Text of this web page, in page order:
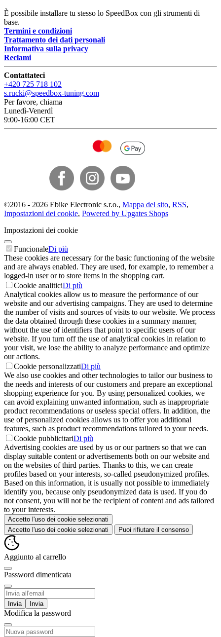
È possibile installare tu stesso lo SpeedBox con gli strumenti di
base.
Termini e condizioni
Trattamento dei dati personali
Informativa sulla privacy
Reclami
Contattateci
+420 725 718 102
s.rucki@speedbox-tuning.com
Per favore, chiama
Lunedì-Venerdì
9:00-16:00 CET
©2016 - 2026 Ebike Electronic s.r.o., Mappa del sito, RSS,
Impostazioni dei cookie, Powered by Upgates Shops
Impostazioni dei cookie
FuncionaleDi più
These cookies are necessary for the basic functioning of the website
and are always enabled. They are used, for example, to remember a
logged-in user or to store items in the shopping cart.
Cookie analiticiDi più
Analytical cookies allow us to measure the performance of our
website and our advertising campaigns. They are used to determine
the number of visits and sources of visits to our website. We process
the data obtained through these cookies in a summary manner,
without the use of identifiers that point to specific users of our
website. If you turn off the use of analytical cookies in relation to
your visit, we lose the ability to analyze performance and optimize
our actions.
Cookie personalizzatiDi più
We also use cookies and other technologies to tailor our business to
the needs and interests of our customers and prepare an exceptional
shopping experience for you. By using personalized cookies, we
can avoid explaining unwanted information, such as inappropriate
product recommendations or useless special offers. In addition, the
use of personalized cookies allows us to offer you additional
features, such as product recommendations tailored to your needs.
Cookie pubblicitariDi più
Advertising cookies are used by us or our partners so that we can
display suitable content or advertisements both on our website and
on the websites of third parties. Thanks to this, we can create
profiles based on your interests, so-called pseudonymized profiles.
Based on this information, it is usually not possible to immediately
identify you, because only pseudonymized data is used. If you do
not consent, you will not be the recipient of content and ads tailored
to your interests.
Accetto l'uso dei cookie selezionati
Accetto l'uso dei cookie selezionati
Puoi rifiutare il consenso
Aggiunto al carrello
Password dimenticata
Invia
Modifica la password